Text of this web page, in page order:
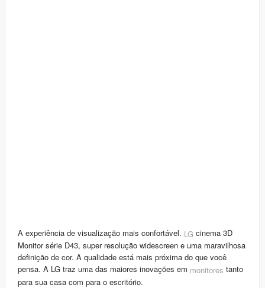
A experiência de visualização mais confortável. LG cinema 3D
Monitor série D43, super resolução widescreen e uma maravilhosa
definição de cor. A qualidade está mais próxima do que você
pensa. A LG traz uma das maiores inovações em monitores tanto
para sua casa com para o escritório.